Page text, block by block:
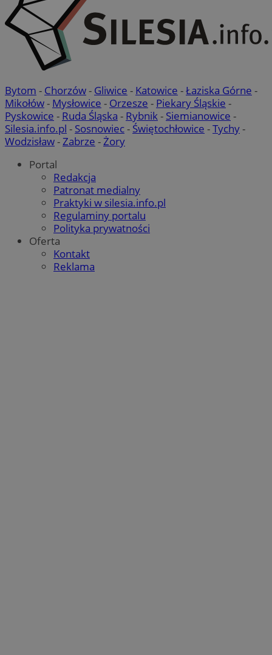
Bytom - Chorzów- Gliwice - Katowice -Łaziska Górne -
Mikołów- Mysłowice - Orzesze - Piekary Śląskie -
Pyskowice - Ruda Śląska - Rybnik - Siemianowice -
Silesia.info.pl - Sosnowiec- Świętochłowice -Tychy-
Wodzisław- Zabrze - Żory
Portal
Redakcja
Patronat medialny
Praktyki w silesia.info.pl
Regulaminy portalu
Polityka prywatności
Oferta
Kontakt
Reklama